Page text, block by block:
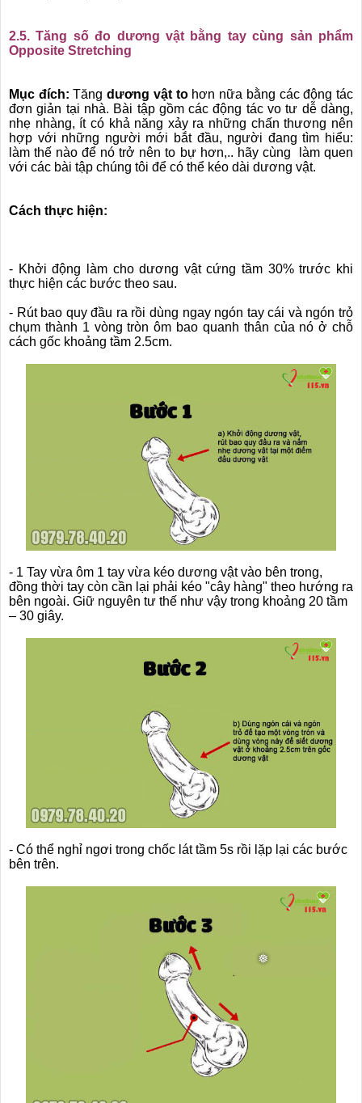
2.5. Tăng số đo dương vật bằng tay cùng sản phẩm
Opposite Stretching
Mục đích:Tăngdương vật tohơn nữa bằng các động tác
đơn giản tại nhà. Bài tập gồm các động tác vo tư dễ dàng,
nhẹ nhàng, ít có khả năng xảy ra những chấn thương nên
hợp với những người mới bắt đầu, người đang tìm hiểu:
làm thế nào để nó trở nên to bự hơn,.. hãy cùng làm quen
với các bài tập chúng tôi để có thể kéo dài dương vật.
Cách thực hiện:
- Khởi động làm cho dương vật cứng tầm 30% trước khi
thực hiện các bước theo sau.
- Rút bao quy đầu ra rồi dùng ngay ngón tay cái và ngón trỏ
chụm thành 1 vòng tròn ôm bao quanh thân của nó ở chỗ
cách gốc khoảng tầm 2.5cm.
- 1 Tay vừa ôm 1 tay vừa kéo dương vật vào bên trong,
đồng thời tay còn cần lại phải kéo "cây hàng" theo hướng ra
bên ngoài. Giữ nguyên tư thế như vậy trong khoảng 20 tầm
– 30 giây.
- Có thể nghỉ ngơi trong chốc lát tầm 5s rồi lặp lại các bước
bên trên.